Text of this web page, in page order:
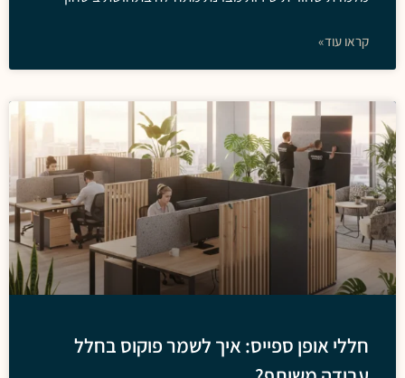
קראו עוד»
חללי אופן ספייס: איך לשמר פוקוס בחלל